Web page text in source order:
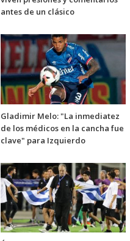
antes de un clásico
Gladimir Melo: "La inmediatez
de los médicos en la cancha fue
clave" para Izquierdo